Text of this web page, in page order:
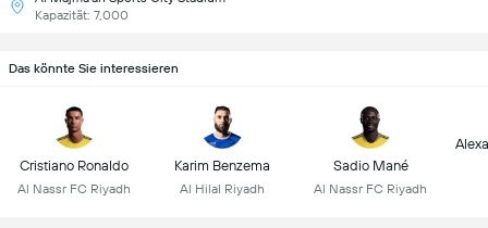
Kapazität: 7,000
Das könnte Sie interessieren
Cristiano Ronaldo
Al Nassr FC Riyadh
Karim Benzema
Al Hilal Riyadh
Sadio Mané
Al Nassr FC Riyadh